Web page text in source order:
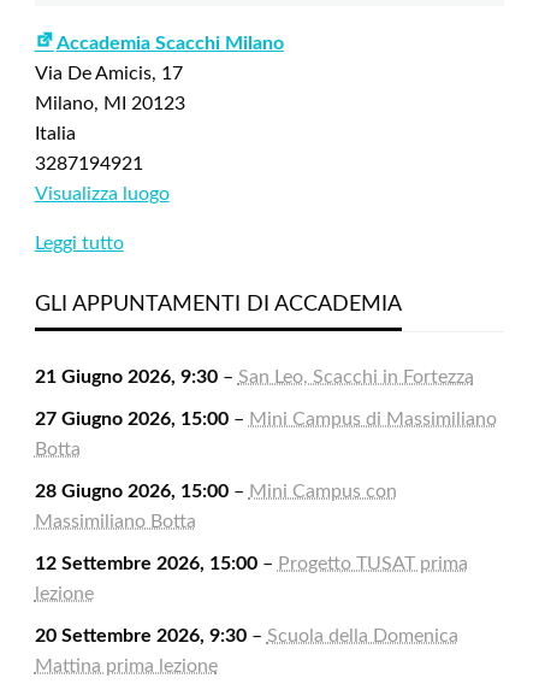
Accademia Scacchi Milano
Via De Amicis, 17
Milano, MI
20123
Italia
3287194921
Visualizza luogo
Leggi tutto
GLI APPUNTAMENTI DI ACCADEMIA
21 Giugno 2026, 9:30– San Leo, Scacchi in Fortezza
27 Giugno 2026, 15:00– Mini Campus di Massimiliano
Botta
28 Giugno 2026, 15:00– Mini Campus con
Massimiliano Botta
12 Settembre 2026, 15:00– Progetto TUSAT prima
lezione
20 Settembre 2026, 9:30– Scuola della Domenica
Mattina prima lezione